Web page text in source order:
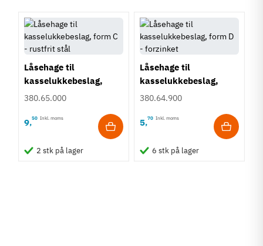
Låsehage til
kasselukkebeslag,
form C - rustfrit stål
380.65.000
9,50 Inkl. moms
2 stk på lager
Låsehage til
kasselukkebeslag,
form D - forzinket
380.64.900
5,70 Inkl. moms
6 stk på lager